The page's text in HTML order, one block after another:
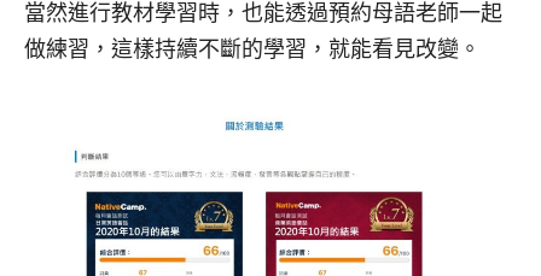
當然進行教材學習時，也能透過預約母語老師一起
做練習，這樣持續不斷的學習，就能看見改變。